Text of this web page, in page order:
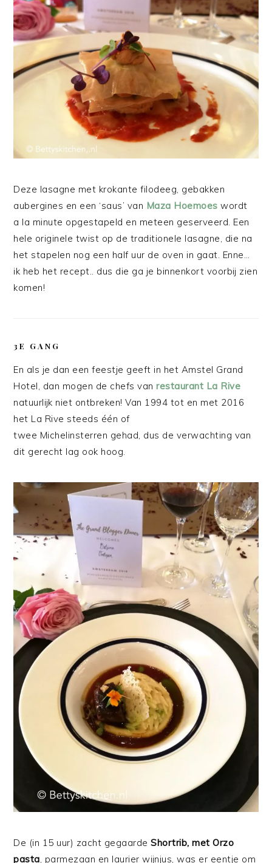
Deze lasagne met krokante filodeeg, gebakken
aubergines en een ‘saus’ van Maza Hoemoes wordt
a la minute opgestapeld en meteen geserveerd. Een
hele originele twist op de traditionele lasagne, die na
het stapelen nog een half uur de oven in gaat. Enne…
ik heb het recept.. dus die ga je binnenkort voorbij zien
komen!
3E GANG
En als je dan een feestje geeft in het Amstel Grand
Hotel, dan mogen de chefs vanrestaurant La Rive
natuurlijk niet ontbreken! Van 1994 tot en met 2016
het La Rive steeds één of
twee Michelinsterren gehad, dus de verwachting van
dit gerecht lag ook hoog.
De (in 15 uur) zacht gegaardeShortrib, met Orzo
pasta, parmezaan en laurier wijnjus, was er eentje om